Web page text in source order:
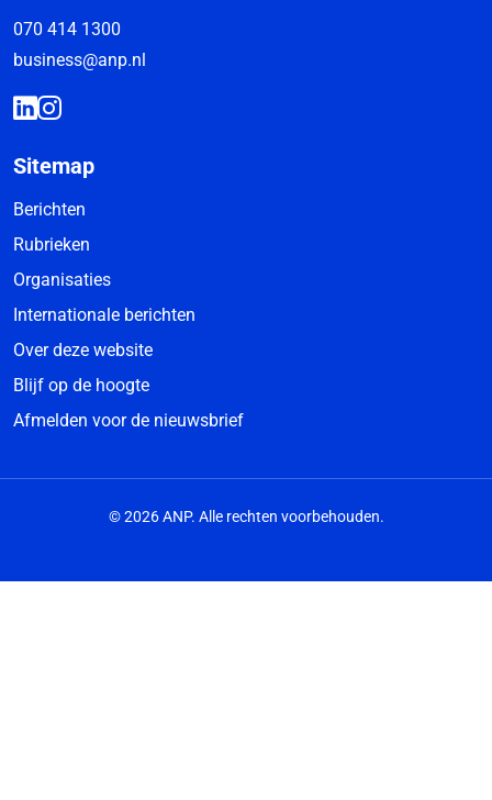
070 414 1300
business@anp.nl
Sitemap
Berichten
Rubrieken
Organisaties
Internationale berichten
Over deze website
Blijf op de hoogte
Afmelden voor de nieuwsbrief
© 2026 ANP. Alle rechten voorbehouden.